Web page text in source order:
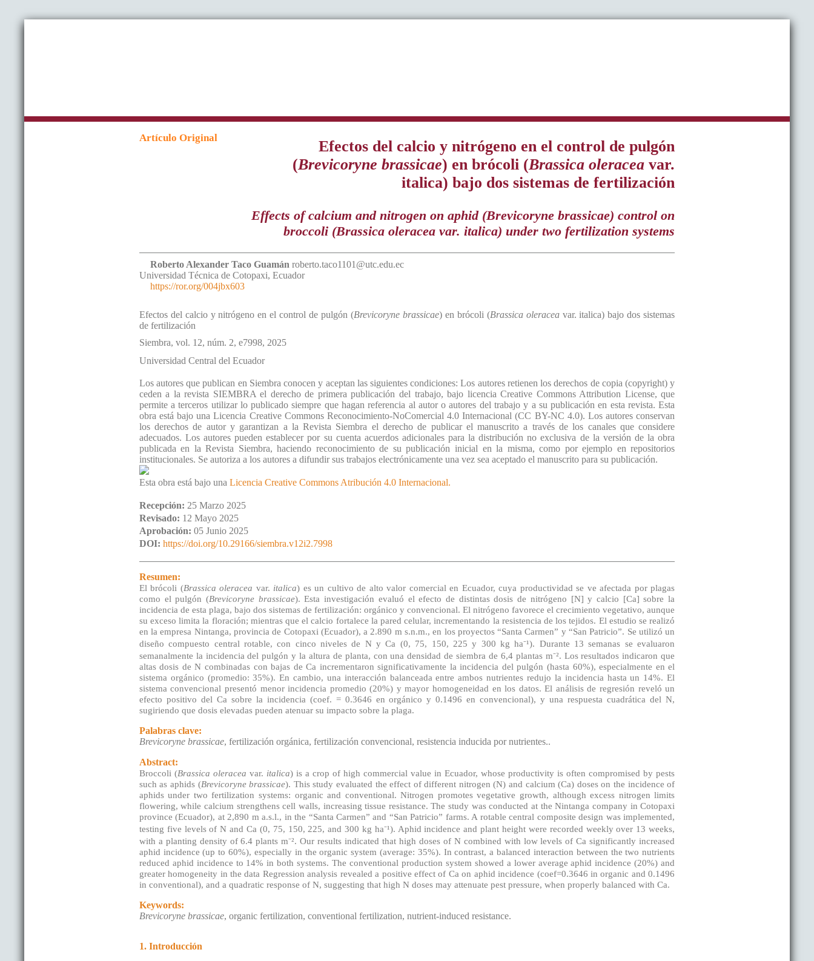
Artículo Original
Efectos del calcio y nitrógeno en el control de pulgón
(Brevicoryne brassicae) en brócoli (Brassica oleracea var.
italica) bajo dos sistemas de fertilización
Effects of calcium and nitrogen on aphid (Brevicoryne brassicae) control on
broccoli (Brassica oleracea var. italica) under two fertilization systems
Roberto Alexander Taco Guamán roberto.taco1101@utc.edu.ec
Universidad Técnica de Cotopaxi, Ecuador
https://ror.org/004jbx603
Efectos del calcio y nitrógeno en el control de pulgón (Brevicoryne brassicae) en brócoli (Brassica oleraceavar. italica) bajo dos sistemas
de fertilización
Siembra, vol. 12, núm. 2, e7998, 2025
Universidad Central del Ecuador
Los autores que publican en Siembra conocen y aceptan las siguientes condiciones: Los autores retienen los derechos de copia (copyright) y
ceden a la revista SIEMBRA el derecho de primera publicación del trabajo, bajo licencia Creative Commons Attribution License, que
permite a terceros utilizar lo publicado siempre que hagan referencia al autor o autores del trabajo y a su publicación en esta revista. Esta
obra está bajo una Licencia Creative Commons Reconocimiento-NoComercial 4.0 Internacional (CC BY-NC 4.0). Los autores conservan
los derechos de autor y garantizan a la Revista Siembra el derecho de publicar el manuscrito a través de los canales que considere
adecuados. Los autores pueden establecer por su cuenta acuerdos adicionales para la distribución no exclusiva de la versión de la obra
publicada en la Revista Siembra, haciendo reconocimiento de su publicación inicial en la misma, como por ejemplo en repositorios
institucionales. Se autoriza a los autores a difundir sus trabajos electrónicamente una vez sea aceptado el manuscrito para su publicación.
Esta obra está bajo una Licencia Creative Commons Atribución 4.0 Internacional.
Recepción: 25 Marzo 2025
Revisado: 12 Mayo 2025
Aprobación: 05 Junio 2025
DOI: https://doi.org/10.29166/siembra.v12i2.7998
Resumen:
El brócoli (Brassica oleracea var. italica) es un cultivo de alto valor comercial en Ecuador, cuya productividad se ve afectada por plagas
como el pulgón (Brevicoryne brassicae). Esta investigación evaluó el efecto de distintas dosis de nitrógeno [N] y calcio [Ca] sobre la
incidencia de esta plaga, bajo dos sistemas de fertilización: orgánico y convencional. El nitrógeno favorece el crecimiento vegetativo, aunque
su exceso limita la floración; mientras que el calcio fortalece la pared celular, incrementando la resistencia de los tejidos. El estudio se realizó
en la empresa Nintanga, provincia de Cotopaxi (Ecuador), a 2.890 m s.n.m., en los proyectos “Santa Carmen” y “San Patricio”. Se utilizó un
diseño compuesto central rotable, con cinco niveles de N y Ca (0, 75, 150, 225 y 300 kg ha⁻¹). Durante 13 semanas se evaluaron
semanalmente la incidencia del pulgón y la altura de planta, con una densidad de siembra de 6,4 plantas m⁻². Los resultados indicaron que
altas dosis de N combinadas con bajas de Ca incrementaron significativamente la incidencia del pulgón (hasta 60%), especialmente en el
sistema orgánico (promedio: 35%). En cambio, una interacción balanceada entre ambos nutrientes redujo la incidencia hasta un 14%. El
sistema convencional presentó menor incidencia promedio (20%) y mayor homogeneidad en los datos. El análisis de regresión reveló un
efecto positivo del Ca sobre la incidencia (coef. = 0.3646 en orgánico y 0.1496 en convencional), y una respuesta cuadrática del N,
sugiriendo que dosis elevadas pueden atenuar su impacto sobre la plaga.
Palabras clave:
Brevicoryne brassicae, fertilización orgánica, fertilización convencional, resistencia inducida por nutrientes..
Abstract:
Broccoli (Brassica oleracea var. italica) is a crop of high commercial value in Ecuador, whose productivity is often compromised by pests
such as aphids (Brevicoryne brassicae). This study evaluated the effect of different nitrogen (N) and calcium (Ca) doses on the incidence of
aphids under two fertilization systems: organic and conventional. Nitrogen promotes vegetative growth, although excess nitrogen limits
flowering, while calcium strengthens cell walls, increasing tissue resistance. The study was conducted at the Nintanga company in Cotopaxi
province (Ecuador), at 2,890 m a.s.l., in the “Santa Carmen” and “San Patricio” farms. A rotable central composite design was implemented,
testing five levels of N and Ca (0, 75, 150, 225, and 300 kg ha⁻¹). Aphid incidence and plant height were recorded weekly over 13 weeks,
with a planting density of 6.4 plants m⁻². Our results indicated that high doses of N combined with low levels of Ca significantly increased
aphid incidence (up to 60%), especially in the organic system (average: 35%). In contrast, a balanced interaction between the two nutrients
reduced aphid incidence to 14% in both systems. The conventional production system showed a lower average aphid incidence (20%) and
greater homogeneity in the data Regression analysis revealed a positive effect of Ca on aphid incidence (coef=0.3646 in organic and 0.1496
in conventional), and a quadratic response of N, suggesting that high N doses may attenuate pest pressure, when properly balanced with Ca.
Keywords:
Brevicoryne brassicae, organic fertilization, conventional fertilization, nutrient-induced resistance.
1. Introducción